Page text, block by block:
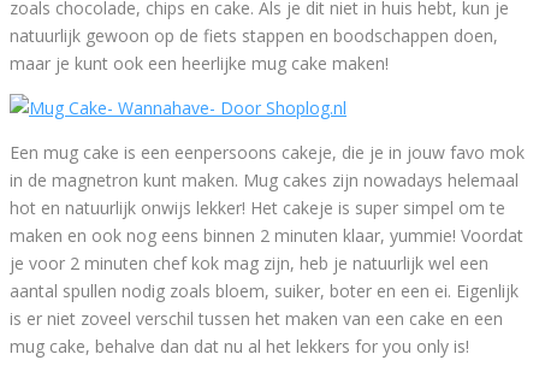
zoals chocolade, chips en cake. Als je dit niet in huis hebt, kun je
natuurlijk gewoon op de fiets stappen en boodschappen doen,
maar je kunt ook een heerlijke mug cake maken!
Een mug cake is een eenpersoons cakeje, die je in jouw favo mok
in de magnetron kunt maken. Mug cakes zijn nowadays helemaal
hot en natuurlijk onwijs lekker! Het cakeje is super simpel om te
maken en ook nog eens binnen 2 minuten klaar, yummie! Voordat
je voor 2 minuten chef kok mag zijn, heb je natuurlijk wel een
aantal spullen nodig zoals bloem, suiker, boter en een ei. Eigenlijk
is er niet zoveel verschil tussen het maken van een cake en een
mug cake, behalve dan dat nu al het lekkers for you only is!